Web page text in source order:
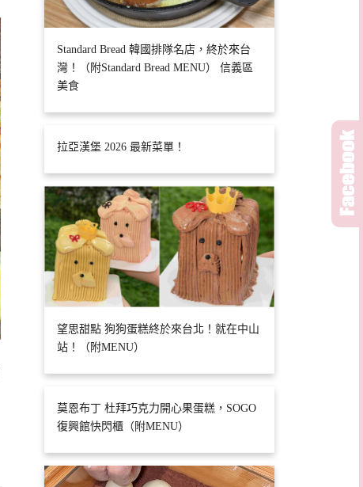
Standard Bread 韓國排隊名店，終於來台
灣！（附Standard Bread MENU） 信義區
美食
拉亞漢堡 2026 最新菜單！
望思甜點 狗狗蛋糕終於來台北！就在中山
站！（附MENU）
莫恩布丁 杜拜巧克力開心果蛋糕，SOGO
復興館快閃櫃（附MENU）